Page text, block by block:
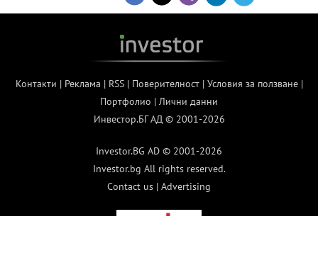
Контакти | Реклама | RSS| Поверителност| Условия за ползване|
Портфолио | Лични данни
Инвестор.БГ АД © 2001-2026
Investor.BG AD © 2001-2026
Investor.bg All rights reserved.
Contact us | Advertising